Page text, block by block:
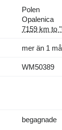
Polen
Opalenica
7159 km to
mer än 1
WM50389
begagnade